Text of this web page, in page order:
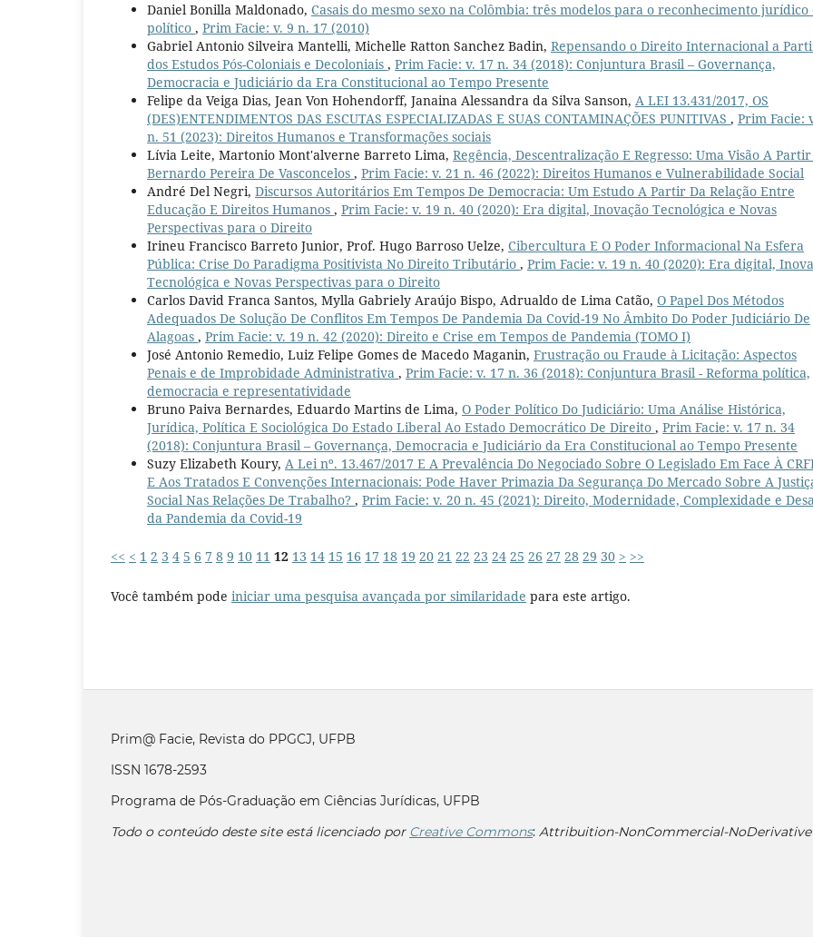
Daniel Bonilla Maldonado, Casais do mesmo sexo na Colômbia: três modelos para o reconhecimento jurídico
político , Prim Facie: v. 9 n. 17 (2010)
Gabriel Antonio Silveira Mantelli, Michelle Ratton Sanchez Badin, Repensando o Direito Internacional a
dos Estudos Pós-Coloniais e Decoloniais , Prim Facie: v. 17 n. 34 (2018): Conjuntura Brasil – Governança,
Democracia e Judiciário da Era Constitucional ao Tempo Presente
Felipe da Veiga Dias, Jean Von Hohendorff, Janaina Alessandra da Silva Sanson, A LEI 13.431/2017, OS
(DES)ENTENDIMENTOS DAS ESCUTAS ESPECIALIZADAS E SUAS CONTAMINAÇÕES PUNITIVAS , Prim Facie:
n. 51 (2023): Direitos Humanos e Transformações sociais
Lívia Leite, Martonio Mont'alverne Barreto Lima, Regência, Descentralização E Regresso: Uma Visão A
Bernardo Pereira De Vasconcelos , Prim Facie: v. 21 n. 46 (2022): Direitos Humanos e Vulnerabilidade Social
André Del Negri, Discursos Autoritários Em Tempos De Democracia: Um Estudo A Partir Da Relação Entre
Educação E Direitos Humanos , Prim Facie: v. 19 n. 40 (2020): Era digital, Inovação Tecnológica e Novas
Perspectivas para o Direito
Irineu Francisco Barreto Junior, Prof. Hugo Barroso Uelze, Cibercultura E O Poder Informacional Na Esfera
Pública: Crise Do Paradigma Positivista No Direito Tributário , Prim Facie: v. 19 n. 40 (2020): Era digital,
Tecnológica e Novas Perspectivas para o Direito
Carlos David Franca Santos, Mylla Gabriely Araújo Bispo, Adrualdo de Lima Catão, O Papel Dos Métodos
Adequados De Solução De Conflitos Em Tempos De Pandemia Da Covid-19 No Âmbito Do Poder Judiciário De
Alagoas , Prim Facie: v. 19 n. 42 (2020): Direito e Crise em Tempos de Pandemia (TOMO I)
José Antonio Remedio, Luiz Felipe Gomes de Macedo Maganin, Frustração ou Fraude à Licitação: Aspectos
Penais e de Improbidade Administrativa , Prim Facie: v. 17 n. 36 (2018): Conjuntura Brasil - Reforma política,
democracia e representatividade
Bruno Paiva Bernardes, Eduardo Martins de Lima, O Poder Político Do Judiciário: Uma Análise Histórica,
Jurídica, Política E Sociológica Do Estado Liberal Ao Estado Democrático De Direito , Prim Facie: v. 17 n. 34
(2018): Conjuntura Brasil – Governança, Democracia e Judiciário da Era Constitucional ao Tempo Presente
Suzy Elizabeth Koury, A Lei nº. 13.467/2017 E A Prevalência Do Negociado Sobre O Legislado Em Face À
E Aos Tratados E Convenções Internacionais: Pode Haver Primazia Da Segurança Do Mercado Sobre A
Social Nas Relações De Trabalho? , Prim Facie: v. 20 n. 45 (2021): Direito, Modernidade, Complexidade e
da Pandemia da Covid-19
<< < 1 2 3 4 5 6 7 8 9 10 11 12 13 14 15 16 17 18 19 20 21 22 23 24 25 26 27 28 29 30 > >>
Você também pode iniciar uma pesquisa avançada por similaridade para este artigo.
Prim@ Facie, Revista do PPGCJ, UFPB
ISSN 1678-2593
Programa de Pós-Graduação em Ciências Jurídicas, UFPB
Todo o conteúdo deste site está licenciado por Creative Commons: Attribuition-NonCommercial-NoDerivative